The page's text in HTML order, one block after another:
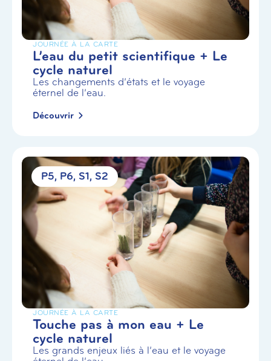
JOURNÉE À LA CARTE
L’eau du petit scientifique + Le
cycle naturel
Les changements d’états et le voyage
éternel de l’eau.
Découvrir
P5 P6 S1 S2
JOURNÉE À LA CARTE
Touche pas à mon eau + Le
cycle naturel
Les grands enjeux liés à l’eau et le voyage